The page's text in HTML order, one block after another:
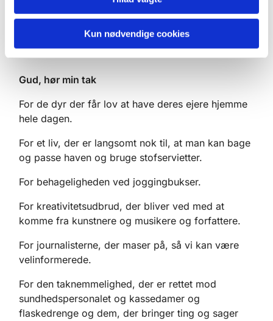
Kun nødvendige cookies
så send en, der kan række ud og ringe til dem.
Bare det Gud, bare det?
Gud, hør min tak
For de dyr der får lov at have deres ejere hjemme
hele dagen.
For et liv, der er langsomt nok til, at man kan bage
og passe haven og bruge stofservietter.
For behageligheden ved joggingbukser.
For kreativitetsudbrud, der bliver ved med at
komme fra kunstnere og musikere og forfattere.
For journalisterne, der maser på, så vi kan være
velinformerede.
For den taknemmelighed, der er rettet mod
sundhedspersonalet og kassedamer og
flaskedrenge og dem, der bringer ting og sager